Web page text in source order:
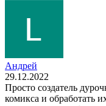
Андрей
29.12.2022
Просто создатель
комикса и обработать